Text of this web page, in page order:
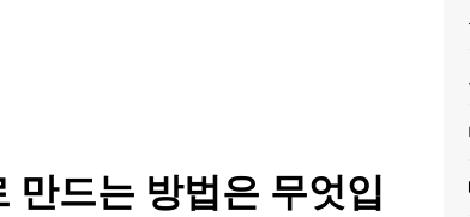
만드는 방법은 무엇입